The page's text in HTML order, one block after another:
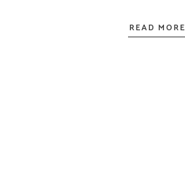
READ MORE